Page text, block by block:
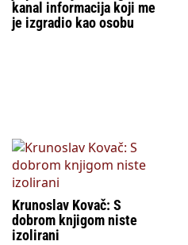
kanal informacija koji me
je izgradio kao osobu
Krunoslav Kovač: S
dobrom knjigom niste
izolirani